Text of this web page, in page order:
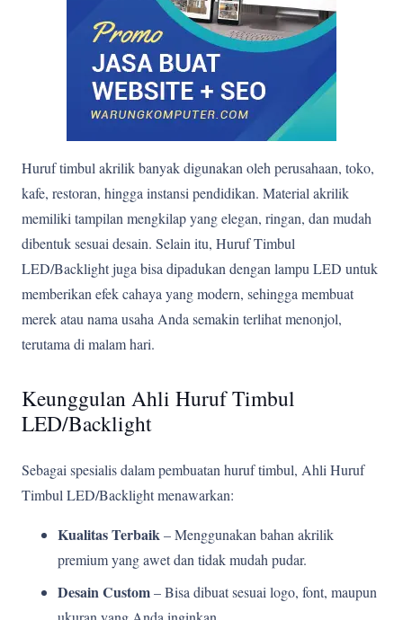
Huruf timbul akrilik banyak digunakan oleh perusahaan, toko,
kafe, restoran, hingga instansi pendidikan. Material akrilik
memiliki tampilan mengkilap yang elegan, ringan, dan mudah
dibentuk sesuai desain. Selain itu, Huruf Timbul
LED/Backlight juga bisa dipadukan dengan lampu LED untuk
memberikan efek cahaya yang modern, sehingga membuat
merek atau nama usaha Anda semakin terlihat menonjol,
terutama di malam hari.
Keunggulan Ahli Huruf Timbul
LED/Backlight
Sebagai spesialis dalam pembuatan huruf timbul, Ahli Huruf
Timbul LED/Backlight menawarkan:
Kualitas Terbaik– Menggunakan bahan akrilik
premium yang awet dan tidak mudah pudar.
Desain Custom– Bisa dibuat sesuai logo, font, maupun